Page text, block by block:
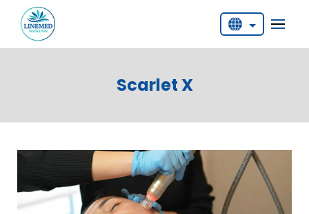
English
Scarlet X